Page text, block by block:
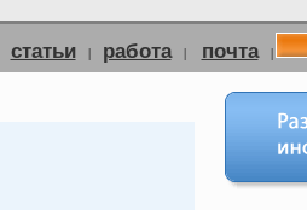
статьи | работа | почта |